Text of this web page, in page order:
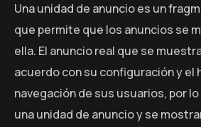
Una unidad de anuncio es un
que permite que los anuncios se
ella. El anuncio real que se
acuerdo con su configuración y el
navegación de sus usuarios, por
una unidad de anuncio y se